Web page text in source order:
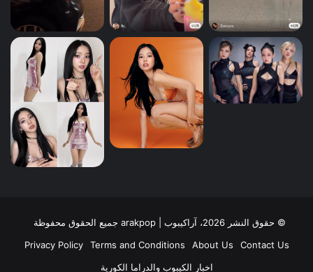
© حقوق النشر 2026، آراكيبوب | ‎arakpop جميع الحقوق محفوظة
Contact Us
About Us
Terms and Conditions
Privacy Policy
اخبار الكيبوب والدراما الكورية